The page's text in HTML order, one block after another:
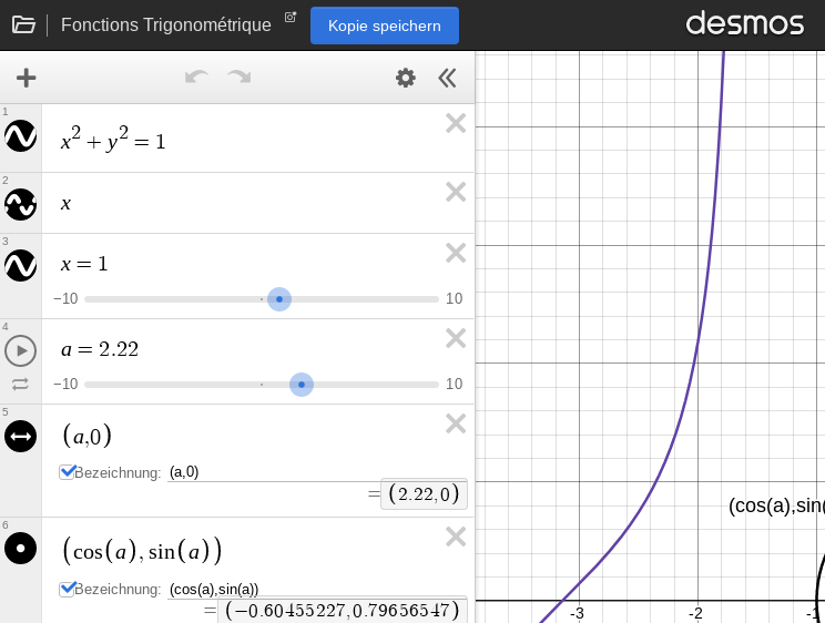
Fonctions Trigonométrique Kopie speichern
x2 + y2 = 1
1
x
2
x = 1
−10 10
3
a = 2.22
−10 10
4
a,0
Bezeichnung:
= 2.22,0
5
cos a , sin a
Bezeichnung:
= −0.60455227,0.79656547
6